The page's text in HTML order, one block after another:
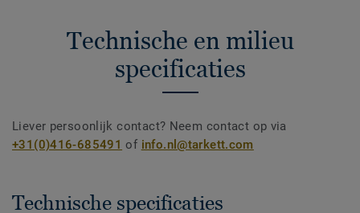
Technische en milieu
specificaties
Liever persoonlijk contact? Neem contact op via
+31(0)416-685491 of info.nl@tarkett.com
Technische specificaties